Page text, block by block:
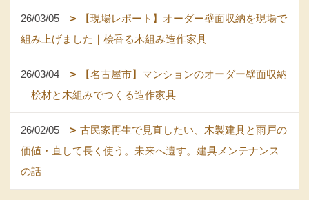
26/03/05
【現場レポート】オーダー壁面収納を現場で
組み上げました｜桧香る木組み造作家具
26/03/04
【名古屋市】マンションのオーダー壁面収納
｜桧材と木組みでつくる造作家具
26/02/05
古民家再生で見直したい、木製建具と雨戸の
価値・直して長く使う。未来へ遺す。建具メンテナンス
の話